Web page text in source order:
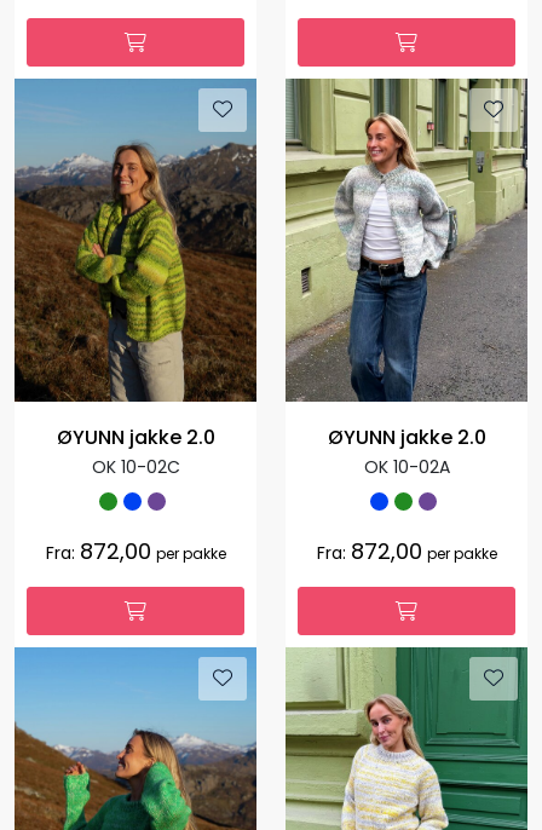
ØYUNN jakke 2.0
OK 10-02C
Fra: 872,00 per pakke
ØYUNN jakke 2.0
OK 10-02A
Fra: 872,00 per pakke